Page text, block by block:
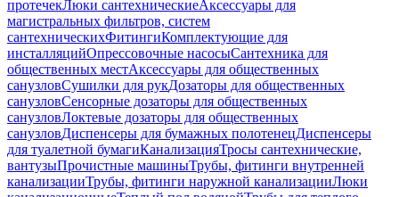
протечекЛюки сантехническиеАксессуары для
магистральных фильтров, систем
сантехническихФитингиКомплектующие для
инсталляцийОпрессовочные насосыСантехника для
общественных местАксессуары для общественных
санузловСушилки для рукДозаторы для общественных
санузловСенсорные дозаторы для общественных
санузловЛоктевые дозаторы для общественных
санузловДиспенсеры для бумажных полотенецДиспенсеры
для туалетной бумагиКанализацияТросы сантехнические,
вантузыПрочистные машиныТрубы, фитинги внутренней
канализацииТрубы, фитинги наружной канализацииЛюки